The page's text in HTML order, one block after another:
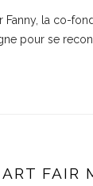
Fanny, la co-
pour se
FAIR